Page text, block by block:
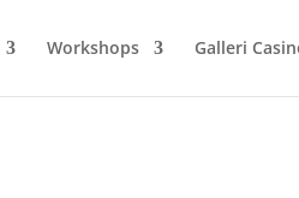
Workshops Galleri